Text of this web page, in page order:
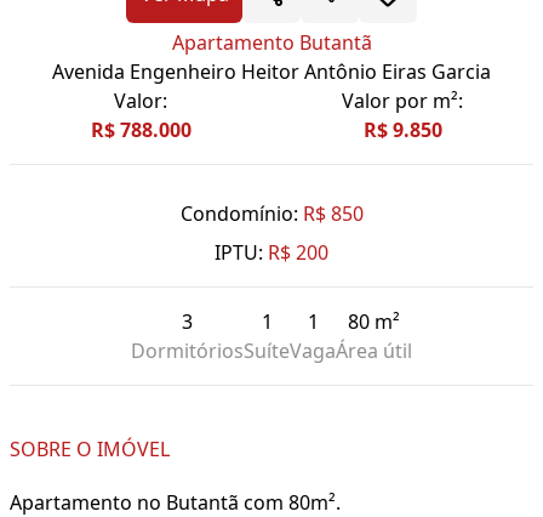
Apartamento Butantã
Avenida Engenheiro Heitor Antônio Eiras Garcia
Valor:
R$ 788.000
Valor por m²:
R$ 9.850
Condomínio: R$ 850
IPTU: R$ 200
3
Dormitórios
1
Suíte
1
Vaga
80 m²
Área útil
SOBRE O IMÓVEL
Apartamento no Butantã com 80m².